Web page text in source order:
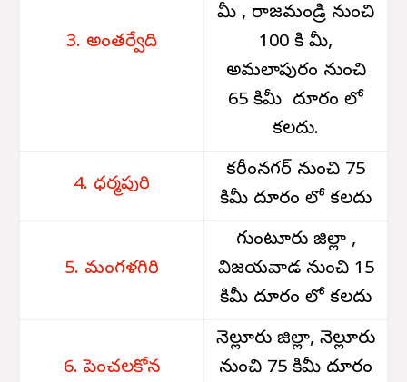
3. అంతర్వేది
మీ , రాజమండ్రి నుంచి
100 కి మీ,
అమలాపురం నుంచి
65 కిమీ దూరం లో
కలదు.
4. ధర్మపురి
కరీంనగర్ నుంచి 75
కిమీ దూరం లో కలదు
5. మంగళగిరి
గుంటూరు జిల్లా ,
విజయవాడ నుంచి 15
కిమీ దూరం లో కలదు
6. పెంచలకోన
నెల్లూరు జిల్లా, నెల్లూరు
నుంచి 75 కిమీ దూరం